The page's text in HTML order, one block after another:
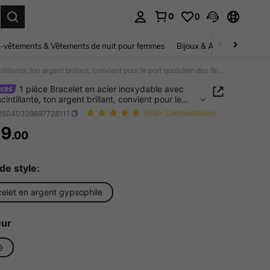
0 0
vêtements & Vêtements de nuit pour femmes Bijoux & Accessoires pour
1 pièce Bracelet en acier inoxydable avec étoile scintillante, ton argent brillant, convient pour le port quotidien des femmes
1 pièce Bracelet en acier inoxydable avec
ton argent brillant, convient pour le
des femmes
(500+ Commentaires)
AND AVAILABILITY
.00
style:
en argent gypsophile